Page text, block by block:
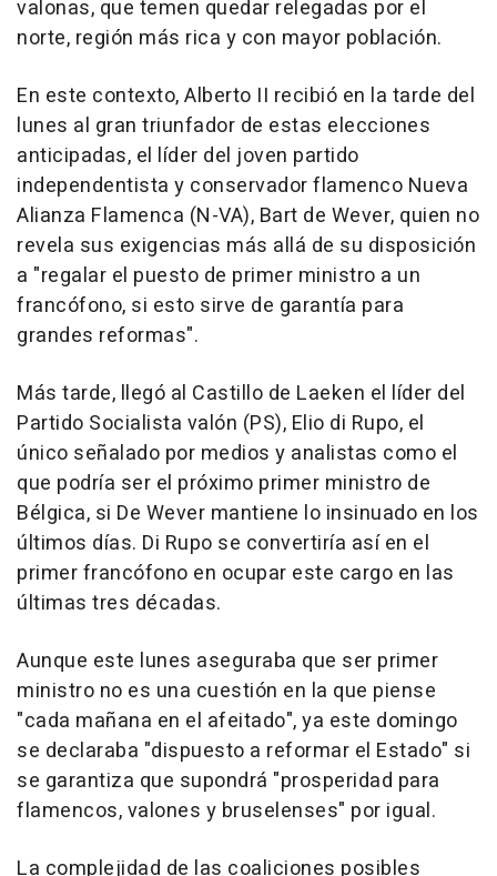
valonas, que temen quedar relegadas por el
norte, región más rica y con mayor población.
En este contexto, Alberto II recibió en la tarde del
lunes al gran triunfador de estas elecciones
anticipadas, el líder del joven partido
independentista y conservador flamenco Nueva
Alianza Flamenca (N-VA), Bart de Wever, quien no
revela sus exigencias más allá de su disposición
a "regalar el puesto de primer ministro a un
francófono, si esto sirve de garantía para
grandes reformas".
Más tarde, llegó al Castillo de Laeken el líder del
Partido Socialista valón (PS), Elio di Rupo, el
único señalado por medios y analistas como el
que podría ser el próximo primer ministro de
Bélgica, si De Wever mantiene lo insinuado en los
últimos días. Di Rupo se convertiría así en el
primer francófono en ocupar este cargo en las
últimas tres décadas.
Aunque este lunes aseguraba que ser primer
ministro no es una cuestión en la que piense
"cada mañana en el afeitado", ya este domingo
se declaraba "dispuesto a reformar el Estado" si
se garantiza que supondrá "prosperidad para
flamencos, valones y bruselenses" por igual.
La complejidad de las coaliciones posibles